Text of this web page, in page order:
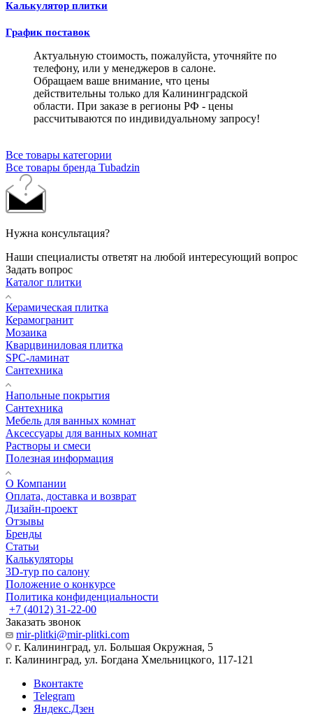
Калькулятор плитки
График поставок
Актуальную стоимость, пожалуйста, уточняйте по
телефону, или у менеджеров в салоне.
Обращаем ваше внимание, что цены
действительны только для Калининградской
области. При заказе в регионы РФ - цены
рассчитываются по индивидуальному запросу!
Все товары категории
Все товары бренда Tubadzin
Нужна консультация?
Наши специалисты ответят на любой интересующий вопрос
Задать вопрос
Каталог плитки
Керамическая плитка
Керамогранит
Мозаика
Кварцвиниловая плитка
SPC-ламинат
Сантехника
Напольные покрытия
Сантехника
Мебель для ванных комнат
Аксессуары для ванных комнат
Растворы и смеси
Полезная информация
О Компании
Оплата, доставка и возврат
Дизайн-проект
Отзывы
Бренды
Статьи
Калькуляторы
3D-тур по салону
Положение о конкурсе
Политика конфиденциальности
+7 (4012) 31-22-00
Заказать звонок
mir-plitki@mir-plitki.com
г. Калининград, ул. Большая Окружная, 5
г. Калининград, ул. Богдана Хмельницкого, 117-121
Вконтакте
Telegram
Яндекс.Дзен